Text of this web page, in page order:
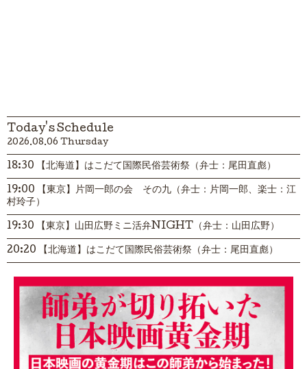
Today's Schedule
2026.08.06 Thursday
18:30 【北海道】はこだて国際民俗芸術祭（弁士：尾田直彪）
19:00 【東京】片岡一郎の会 その九（弁士：片岡一郎、楽士：江
村玲子）
19:30 【東京】山田広野ミニ活弁NIGHT（弁士：山田広野）
20:20 【北海道】はこだて国際民俗芸術祭（弁士：尾田直彪）